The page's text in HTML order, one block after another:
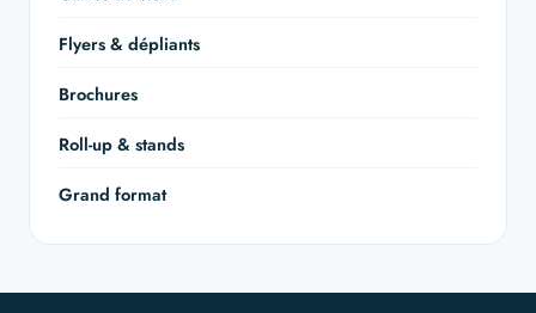
Flyers & dépliants
Brochures
Roll-up & stands
Grand format